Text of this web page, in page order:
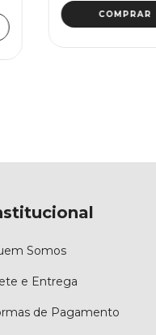
Somos
e Entrega
de Pagamento